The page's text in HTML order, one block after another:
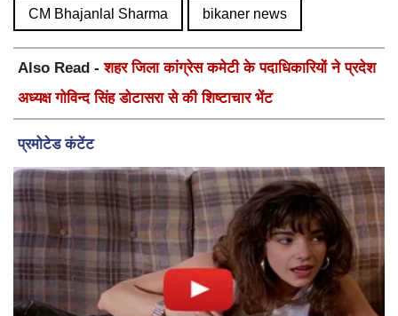
CM Bhajanlal Sharma bikaner news
Also Read -शहर जिला कांग्रेस कमेटी के पदाधिकारियों ने प्रदेश
अध्यक्ष गोविन्द सिंह डोटासरा से की शिष्टाचार भेंट